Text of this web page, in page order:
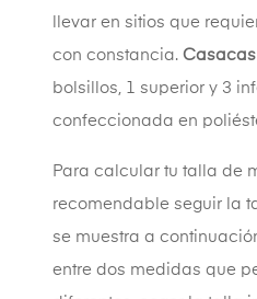
llevar en sitios que
con constancia.
bolsillos, 1 superior y 3
confeccionada en
Para calcular tu talla de
recomendable seguir la
se muestra a
entre dos medidas que